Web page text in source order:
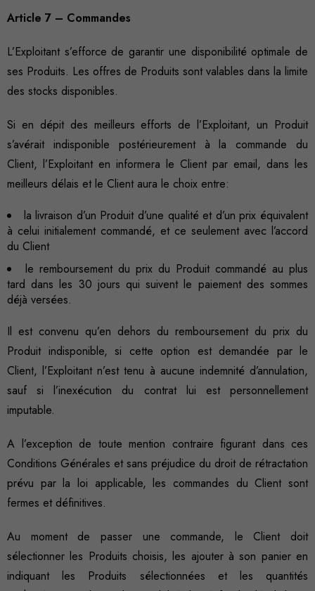
Article 7 – Commandes
L’Exploitant s’efforce de garantir une disponibilité optimale de
ses Produits. Les offres de Produits sont valables dans la limite
des stocks disponibles.
Si en dépit des meilleurs efforts de l’Exploitant, un Produit
s’avérait indisponible postérieurement à la commande du
Client, l’Exploitant en informera le Client par email, dans les
meilleurs délais et le Client aura le choix entre:
la livraison d’un Produit d’une qualité et d’un prix équivalent
à celui initialement commandé, et ce seulement avec l’accord
du Client
le remboursement du prix du Produit commandé au plus
tard dans les 30 jours qui suivent le paiement des sommes
déjà versées.
Il est convenu qu’en dehors du remboursement du prix du
Produit indisponible, si cette option est demandée par le
Client, l’Exploitant n’est tenu à aucune indemnité d’annulation,
sauf si l’inexécution du contrat lui est personnellement
imputable.
A l’exception de toute mention contraire figurant dans ces
Conditions Générales et sans préjudice du droit de rétractation
prévu par la loi applicable, les commandes du Client sont
fermes et définitives.
Au moment de passer une commande, le Client doit
sélectionner les Produits choisis, les ajouter à son panier en
indiquant les Produits sélectionnées et les quantités